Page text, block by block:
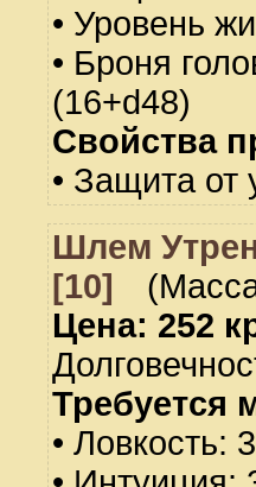
• Уровень
• Броня
(16+d48)
Свойства
• Защита от
Шлем
[10]
Цена: 252
Требуется
• Ловкость: